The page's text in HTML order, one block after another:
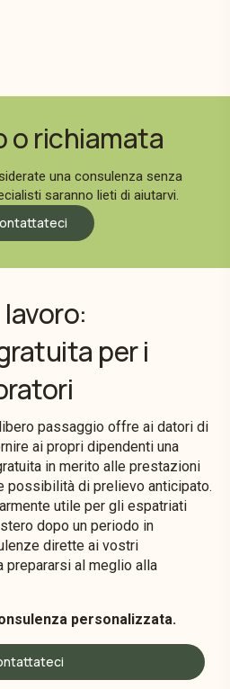
richiamata
una consulenza senza
saranno lieti di aiutarvi.
per i
passaggio offre ai datori di
ai propri dipendenti una
in merito alle prestazioni
possibilità di prelievo anticipato.
utile per gli espatriati
dopo un periodo in
dirette ai vostri
prepararsi al meglio alla
personalizzata.